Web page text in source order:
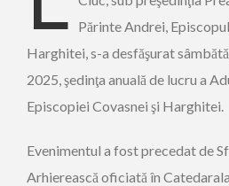
Părinte Andrei,
Harghitei, s-a desfăşurat
2025, şedinţa anuală de lucru a
Episcopiei Covasnei şi Harghitei.
Evenimentul a fost precedat de
Arhierească oficiată în